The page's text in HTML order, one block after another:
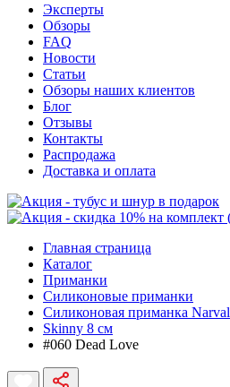
Эксперты
Обзоры
FAQ
Новости
Статьи
Обзоры наших клиентов
Блог
Отзывы
Контакты
Распродажа
Доставка и оплата
Главная страница
Каталог
Приманки
Силиконовые приманки
Силиконовая приманка Narval
Skinny 8 см
#060 Dead Love